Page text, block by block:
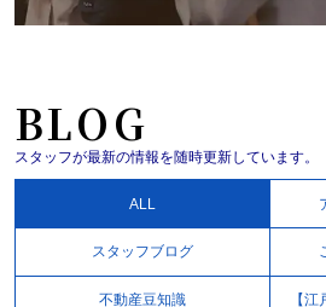
BLOG
スタッフが最新の情報を随時更新しています。
ALL
スタッフブログ
不動産豆知識 【